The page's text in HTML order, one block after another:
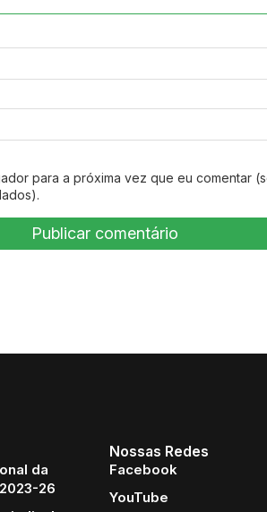
para a próxima vez que eu comentar
da
26
Nossas Redes
Facebook
YouTube